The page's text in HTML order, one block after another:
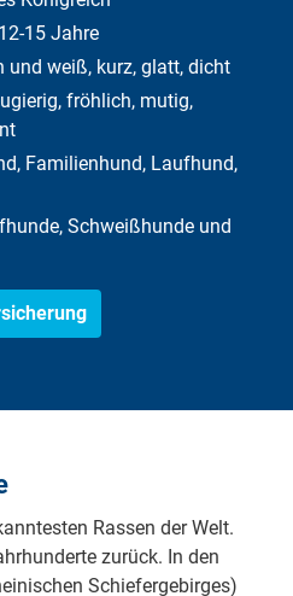
12-15 Jahre
und weiß, kurz, glatt, dicht
fröhlich, mutig,
Familienhund, Laufhund,
Schweißhunde und
Rassen der Welt.
zurück. In den
Schiefergebirges)